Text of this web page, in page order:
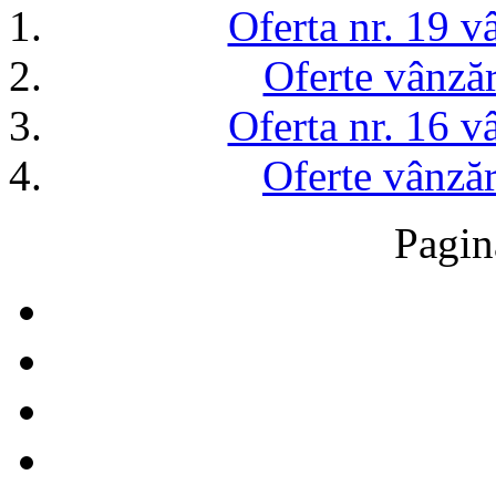
Oferta nr. 19
Oferte
Oferta nr. 16
Oferte